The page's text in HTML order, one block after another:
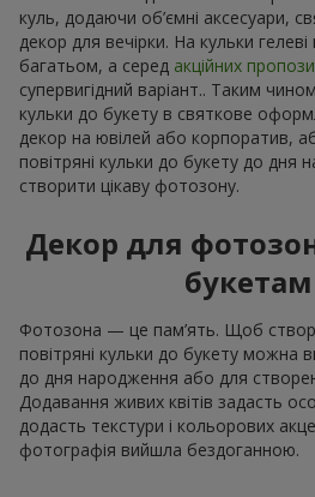
куль, додаючи об’ємні аксесуари,
декор для вечірки. На кульки
багатьом, а серед акційних
супервигідний варіант.. Таким
кульки до букету в святкове
декор на ювілей або корпоратив,
повітряні кульки до букету до
створити цікаву фотозону.
Декор для
Фотозона — це пам’ять. Щоб
повітряні кульки до букету можна
до дня народження або для
Додавання живих квітів задасть
додасть текстури і кольорових
фотографія вийшла бездоганною.